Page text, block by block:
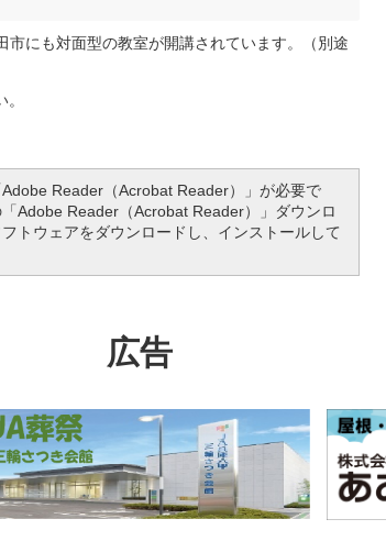
にも対面型の教室が開講されています。（別途
Reader（Acrobat Reader）」が必要で
Adobe Reader（Acrobat Reader）」ダウンロ
トウェアをダウンロードし、インストールして
広告